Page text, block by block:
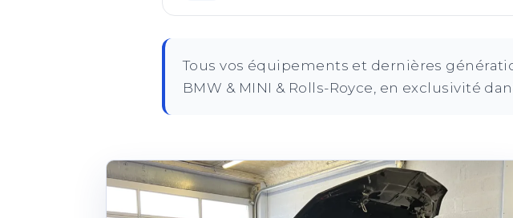
Tous vos équipements et dernières
BMW & MINI & Rolls-Royce, en exclusivité